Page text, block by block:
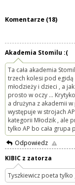
Komentarze (18)
Akademia Stomilu :(
Ta cała akademia
trzech kolesi pod
młodzieży i dzieci , a
prosto w oczy ...
a drużyna z akademii
występuje w strojach
kategorii Młodzik , ale
tylko AP bo cała grupa
Odpowiedz
KIBIC z zatorza
Tyszkiewicz poeta tylko